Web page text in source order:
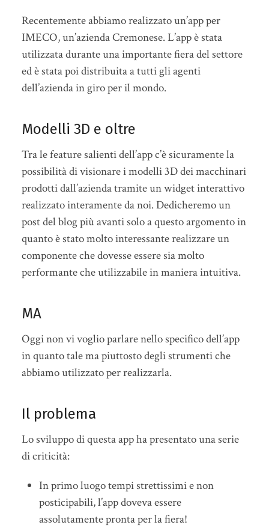
Recentemente abbiamo realizzato un’app per
IMECO, un’azienda Cremonese.L’app è stata
utilizzata durante una importante fiera del settore
ed è stata poi distribuita a tutti gli agenti
dell’azienda in giro per il mondo.
Modelli 3D e oltre
Tra le feature salienti dell’app c’è sicuramente la
possibilità di visionare i modelli 3D dei macchinari
prodotti dall’azienda tramite un widget interattivo
realizzato interamente da noi. Dedicheremo un
post del blog più avanti solo a questo argomento in
quanto è stato molto interessante realizzare un
componente che dovesse essere sia molto
performante che utilizzabile in maniera intuitiva.
MA
Oggi non vi voglio parlare nello specifico dell’app
in quanto tale ma piuttosto degli strumenti che
abbiamo utilizzato per realizzarla.
Il problema
Lo sviluppo di questa app ha presentato una serie
di criticità:
In primo luogo tempi strettissimi e non
posticipabili, l’app doveva essere
assolutamente pronta per la fiera!